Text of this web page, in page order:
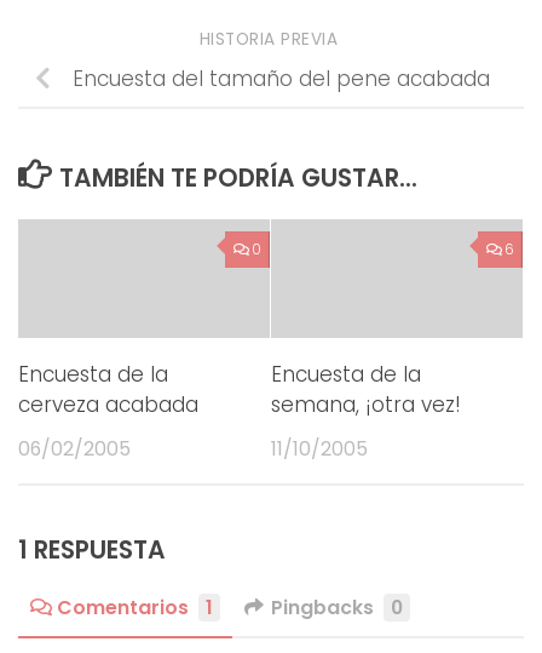
HISTORIA PREVIA
Encuesta del tamaño del pene acabada
TAMBIÉN TE PODRÍA GUSTAR...
0
Encuesta de la
cerveza acabada
06/02/2005
6
Encuesta de la
semana, ¡otra vez!
11/10/2005
1 RESPUESTA
Comentarios 1 Pingbacks 0